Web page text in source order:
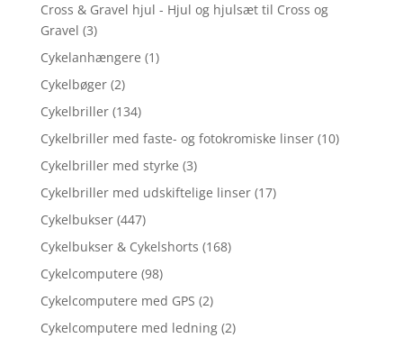
Cross & Gravel hjul - Hjul og hjulsæt til Cross og
Gravel (3)
Cykelanhængere (1)
Cykelbøger (2)
Cykelbriller (134)
Cykelbriller med faste- og fotokromiske linser (10)
Cykelbriller med styrke (3)
Cykelbriller med udskiftelige linser (17)
Cykelbukser (447)
Cykelbukser & Cykelshorts (168)
Cykelcomputere (98)
Cykelcomputere med GPS (2)
Cykelcomputere med ledning (2)